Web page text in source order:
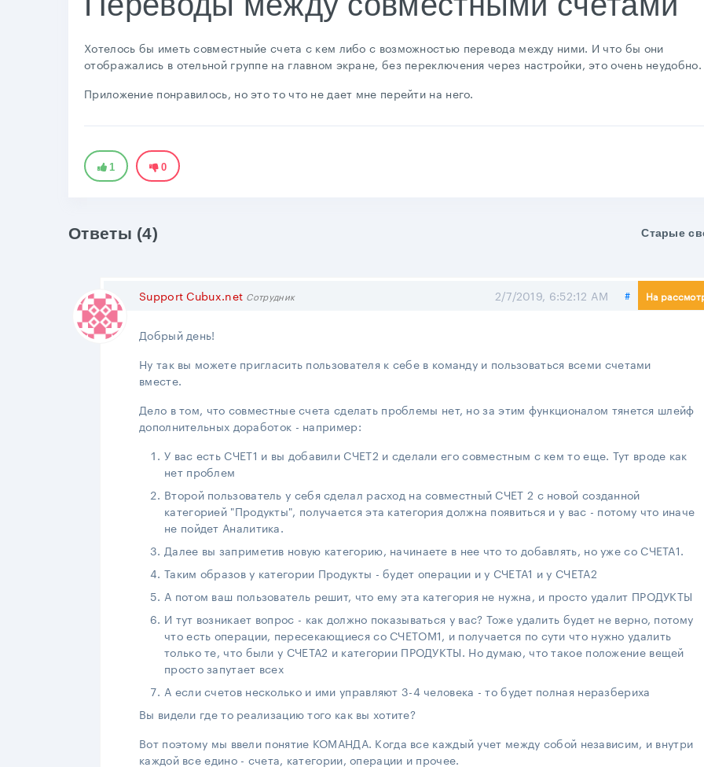
Хотелось бы иметь совместныйе счета с кем либо с возможностью перевода между ними. И что бы они
отображались в отельной группе на главном экране, без переключения через настройки, это очень неудобно.
Приложение понравилось, но это то что не дает мне перейти на него.
1 0
Ответы (4) Старые
Support Cubux.net Сотрудник На
#Поделиться
2/7/2019, 6:52:12 AM
Добрый день!
Ну так вы можете пригласить пользователя к себе в команду и пользоваться всеми счетами
вместе.
Дело в том, что совместные счета сделать проблемы нет, но за этим функционалом тянется шлейф
дополнительных доработок - например:
У вас есть СЧЕТ1 и вы добавили СЧЕТ2 и сделали его совместным с кем то еще. Тут вроде как
нет проблем
Второй пользователь у себя сделал расход на совместный СЧЕТ 2 с новой созданной
категорией "Продукты", получается эта категория должна появиться и у вас - потому что иначе
не пойдет Аналитика.
Далее вы заприметив новую категорию, начинаете в нее что то добавлять, но уже со СЧЕТА1.
Таким образов у категории Продукты - будет операции и у СЧЕТА1 и у СЧЕТА2
А потом ваш пользователь решит, что ему эта категория не нужна, и просто удалит ПРОДУКТЫ
И тут возникает вопрос - как должно показываться у вас? Тоже удалить будет не верно, потому
что есть операции, пересекающиеся со СЧЕТОМ1, и получается по сути что нужно удалить
только те, что были у СЧЕТА2 и категории ПРОДУКТЫ. Но думаю, что такое положение вещей
просто запутает всех
А если счетов несколько и ими управляют 3-4 человека - то будет полная неразбериха
Вы видели где то реализацию того как вы хотите?
Вот поэтому мы ввели понятие КОМАНДА. Когда все каждый учет между собой независим, и внутри
каждой все едино - счета, категории, операции и прочее.